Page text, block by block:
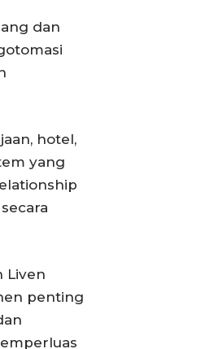
dan
hotel,
yang
Liven
penting